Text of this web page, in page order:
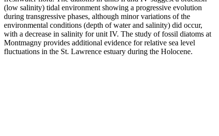
(low salinity) tidal environment showing a progressive evolution
during transgressive phases, although minor variations of the
environmental conditions (depth of water and salinity) did occur,
with a decrease in salinity for unit IV. The study of fossil diatoms at
Montmagny provides additional evidence for relative sea level
fluctuations in the St. Lawrence estuary during the Holocene.